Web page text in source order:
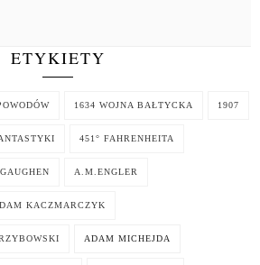
ETYKIETY
1634 WOJNA BAŁTYCKA 1907
451° FAHRENHEITA
A.M.ENGLER
KACZMARCZYK
ADAM MICHEJDA